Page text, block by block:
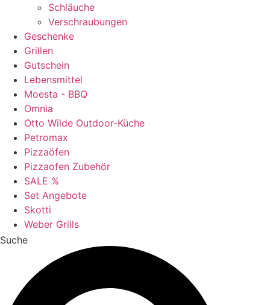
Schläuche
Verschraubungen
Geschenke
Grillen
Gutschein
Lebensmittel
Moesta - BBQ
Omnia
Otto Wilde Outdoor-Küche
Petromax
Pizzaöfen
Pizzaofen Zubehör
SALE %
Set Angebote
Skotti
Weber Grills
Suche